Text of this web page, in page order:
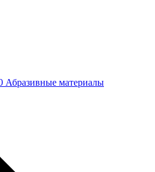
Абразивные материалы